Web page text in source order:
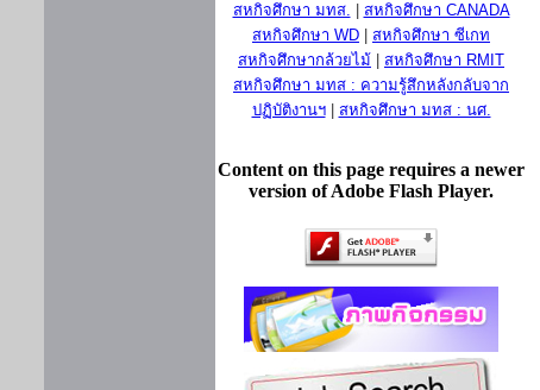
สหกิจศึกษา มทส.
สหกิจศึกษา CANADA
สหกิจศึกษา WD
สหกิจศึกษา ซีเกท
สหกิจศึกษากล้วยไม้
สหกิจศึกษา RMIT
สหกิจศึกษา มทส : ความรู้สึกหลังกลับจาก
ปฏิบัติงานฯ| สหกิจศึกษา มทส : นศ.
Content on this page requires a newer
version of Adobe Flash Player.